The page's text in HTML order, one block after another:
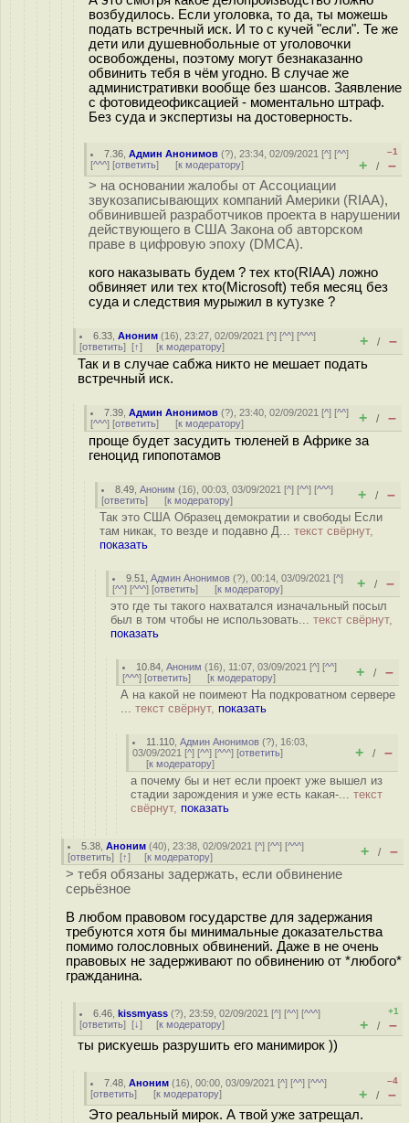
возбудилось. Если уголовка, то да, ты можешь
подать встречный иск. И то с кучей "если". Те же
дети или душевнобольные от уголовочки
освобождены, поэтому могут безнаказанно
обвинить тебя в чём угодно. В случае же
административки вообще без шансов. Заявление
с фотовидеофиксацией - моментально штраф.
Без суда и экспертизы на достоверность.
7.36 ,Админ Анонимов (?), 23:34, 02/09/2021 [^] [^^]
[^^^] [ответить] [к модератору]
–1
+ / –
> на основании жалобы от Ассоциации
звукозаписывающих компаний Америки (RIAA),
обвинившей разработчиков проекта в нарушении
действующего в США Закона об авторском
праве в цифровую эпоху (DMCA).
кого наказывать будем ? тех кто(RIAA) ложно
обвиняет или тех кто(Microsoft) тебя месяц без
суда и следствия мурыжил в кутузке ?
6.33 ,Аноним (16), 23:27, 02/09/2021 [^] [^^] [^^^]
[ответить] [↑] [к модератору] + / –
Так и в случае сабжа никто не мешает подать
встречный иск.
7.39 ,Админ Анонимов (?), 23:40, 02/09/2021 [^] [^^]
[^^^] [ответить] [к модератору] + / –
проще будет засудить тюленей в Африке за
геноцид гипопотамов
8.49 ,Аноним (16), 00:03, 03/09/2021 [^] [^^] [^^^]
[ответить] [к модератору] + / –
Так это США Образец демократии и свободы Если
там никак, то везде и подавно Д... текст свёрнут,
показать
9.51 ,Админ Анонимов (?), 00:14, 03/09/2021 [^]
[^^] [^^^] [ответить] [к модератору] + / –
это где ты такого нахватался изначальный посыл
был в том чтобы не использовать... текст свёрнут,
показать
10.84 ,Аноним (16), 11:07, 03/09/2021 [^] [^^]
[^^^] [ответить] [к модератору] + / –
А на какой не поимеют На подкроватном сервере
... текст свёрнут, показать
11.110 ,Админ Анонимов (?), 16:03,
03/09/2021 [^] [^^] [^^^] [ответить]
[к модератору]
+ / –
а почему бы и нет если проект уже вышел из
стадии зарождения и уже есть какая-... текст
свёрнут, показать
5.38 ,Аноним (40), 23:38, 02/09/2021 [^] [^^] [^^^]
[ответить] [↑] [к модератору] + / –
> тебя обязаны задержать, если обвинение
серьёзное
В любом правовом государстве для задержания
требуются хотя бы минимальные доказательства
помимо голословных обвинений. Даже в не очень
правовых не задерживают по обвинению от *любого*
гражданина.
6.46 ,kissmyass (?), 23:59, 02/09/2021 [^] [^^] [^^^]
[ответить] [↓] [к модератору]
+1
+ / –
ты рискуешь разрушить его манимирок ))
7.48 ,Аноним (16), 00:00, 03/09/2021 [^] [^^] [^^^]
[ответить] [к модератору]
–4
+ / –
Это реальный мирок. А твой уже затрещал.